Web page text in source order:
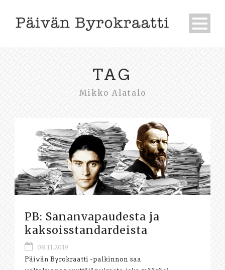
TAG
Mikko Alatalo
PB: Sananvapaudesta ja
kaksoisstandardeista
08.11.2019
Päivän Byrokraatti -palkinnon saa